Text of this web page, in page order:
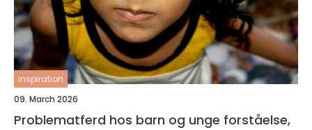
inspiration
09. March 2026
Problematferd hos barn og unge forståelse,